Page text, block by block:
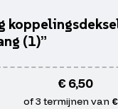
(1)”
€6,50
of 3 termijnen van